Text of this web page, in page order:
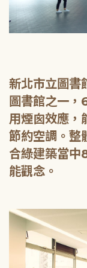
新北市立圖書
圖書館之一，
用煙囪效應，
節約空調。整
合綠建築當中
能觀念。